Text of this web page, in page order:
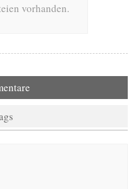
vorhanden.